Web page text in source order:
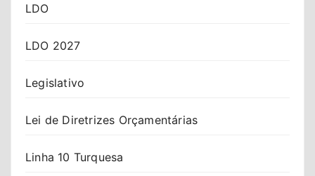
LDO
LDO 2027
Legislativo
Lei de Diretrizes Orçamentárias
Linha 10 Turquesa